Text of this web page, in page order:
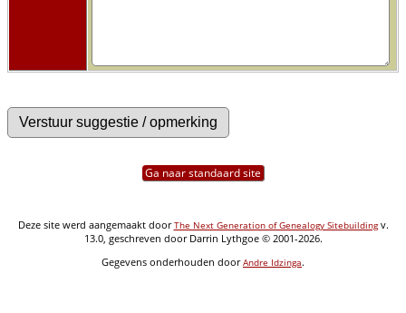
Ga naar standaard site
Deze site werd aangemaakt doorThe Next Generation of Genealogy Sitebuildingv.
13.0, geschreven door Darrin Lythgoe © 2001-2026.
Gegevens onderhouden doorAndre Idzinga.